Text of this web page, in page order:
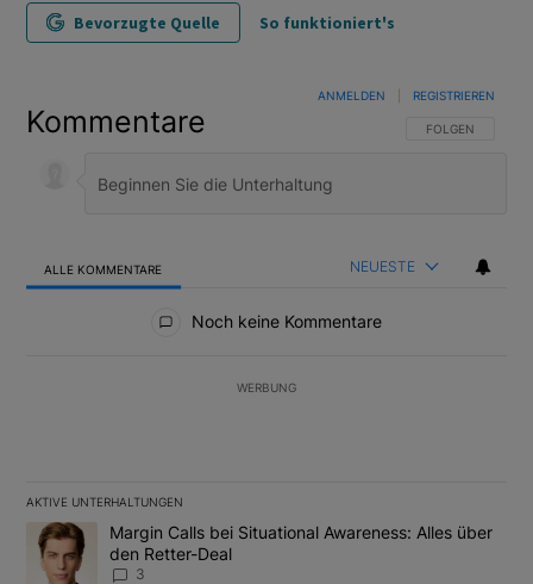
Bevorzugte Quelle So funktioniert's
Kommentare FOLGE DIESER
FOLGEN
ANMELDEN REGISTRIEREN
ALLE KOMMENTARE NEUESTE
Noch keine Kommentare
WERBUNG
AKTIVE UNTERHALTUNGEN
Das Folgende ist eine Liste der am meisten kommentierten
Ein Trendartikel mit dem Titel "Margin Calls bei Situational
Margin Calls bei Situational Awareness: Alles über
den Retter-Deal
3